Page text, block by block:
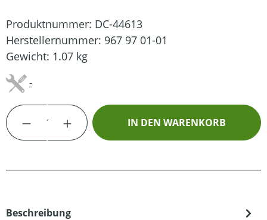
Produktnummer: DC-44613
Herstellernummer: 967 97 01-01
Gewicht: 1.07 kg
-
Produkt Anzahl: Gib den gewünschten
IN DEN WARENKORB
Beschreibung